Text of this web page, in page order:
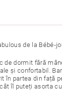
de la Bébé-
de dormit fără
și confortabil.
în partea din față
îl puteți asorta